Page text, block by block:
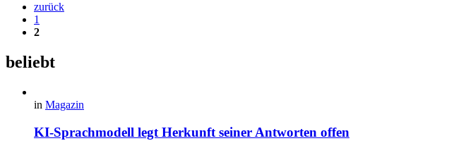
zurück
1
2
beliebt
in Magazin
KI-Sprachmodell legt Herkunft seiner Antworten offen